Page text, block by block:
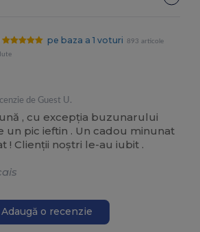
pe baza a 1 voturi
893 articole
de Guest U.
, cu excepția buzunarului
un pic ieftin . Un cadou minunat
! Clienții noștri le-au iubit .
Adaugă o recenzie